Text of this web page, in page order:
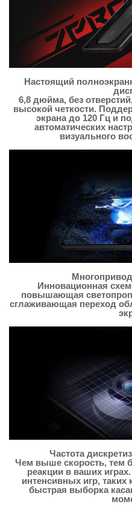
Настоящий
6,8 дюйма, без
высокой четкости.
экрана до 120 Гц и
автоматических
визуального
Инновационная
повышающая
сглаживающая переход
Частота
Чем выше скорость, тем
реакции в ваших
интенсивных игр, таких
быстрая выборка